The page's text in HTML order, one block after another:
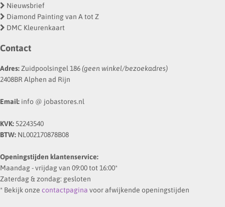
Nieuwsbrief
Diamond Painting van A tot Z
DMC Kleurenkaart
Contact
Adres:Zuidpoolsingel 186(geen winkel/bezoekadres)
2408BR Alphen ad Rijn
Email: info @ jobastores.nl
KVK: 52243540
BTW: NL002170878B08
Openingstijden klantenservice:
Maandag - vrijdag van 09:00 tot 16:00*
Zaterdag & zondag: gesloten
* Bekijk onze contactpagina voor afwijkende openingstijden